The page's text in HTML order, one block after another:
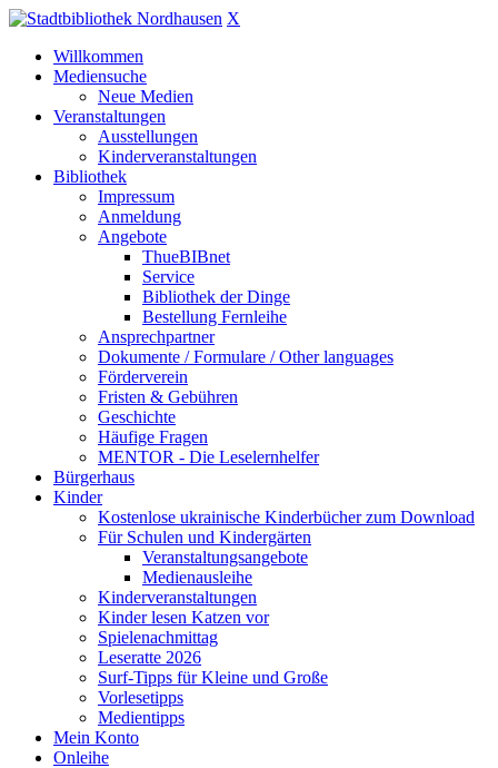
X
Willkommen
Mediensuche
Neue Medien
Veranstaltungen
Ausstellungen
Kinderveranstaltungen
Bibliothek
Impressum
Anmeldung
Angebote
ThueBIBnet
Service
Bibliothek der Dinge
Bestellung Fernleihe
Ansprechpartner
Dokumente / Formulare / Other languages
Förderverein
Fristen & Gebühren
Geschichte
Häufige Fragen
MENTOR - Die Leselernhelfer
Bürgerhaus
Kinder
Kostenlose ukrainische Kinderbücher zum Download
Für Schulen und Kindergärten
Veranstaltungsangebote
Medienausleihe
Kinderveranstaltungen
Kinder lesen Katzen vor
Spielenachmittag
Leseratte 2026
Surf-Tipps für Kleine und Große
Vorlesetipps
Medientipps
Mein Konto
Onleihe